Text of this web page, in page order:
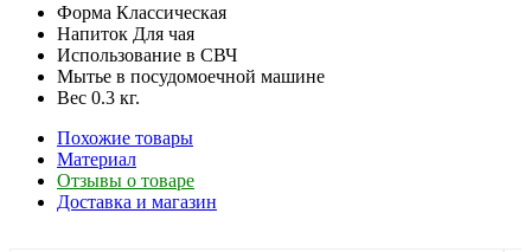
Форма Классическая
Напиток Для чая
Использование в СВЧ
Мытье в посудомоечной машине
Вес 0.3 кг.
Похожие товары
Материал
Отзывы о товаре
Доставка и магазин